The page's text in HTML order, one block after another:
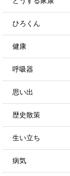
ひろくん
健康
呼吸器
思い出
歴史散策
生い立ち
病気